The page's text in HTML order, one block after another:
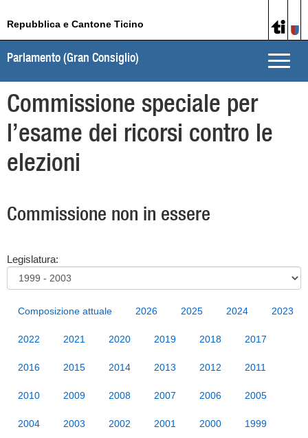
Repubblica e Cantone Ticino
Toggle
Parlamento (Gran Consiglio)
Commissione speciale per
l’esame dei ricorsi contro le
elezioni
Commissione non in essere
Legislatura:
Composizione attuale 2026 2025 2024 2023
2022 2021 2020 2019 2018 2017
2016 2015 2014 2013 2012 2011
2010 2009 2008 2007 2006 2005
2004 2003 2002 2001 2000 1999